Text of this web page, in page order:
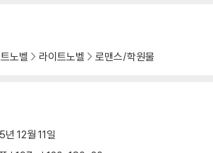
노벨 라이트노벨 로맨스/학원물
12월 11일